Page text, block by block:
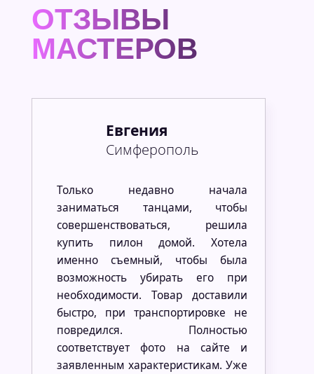
ОТЗЫВЫ
МАСТЕРОВ
Евгения
Симферополь
Только недавно начала
заниматься танцами, чтобы
совершенствоваться, решила
купить пилон домой. Хотела
именно съемный, чтобы была
возможность убирать его при
необходимости. Товар доставили
быстро, при транспортировке не
повредился. Полностью
соответствует фото на сайте и
заявленным характеристикам. Уже